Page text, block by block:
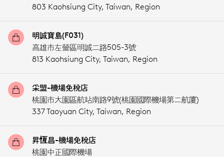
803 Kaohsiung City, Taiwan, Region
明誠寶島(F031)
高雄市左營區明誠二路505-3號
813 Kaohsiung City, Taiwan, Region
采盟-機場免稅店
桃園市大園區航站南路9號(桃園國際機場第二航廈)
337 Taoyuan City, Taiwan, Region
昇恆昌-機場免稅店
桃園中正國際機場